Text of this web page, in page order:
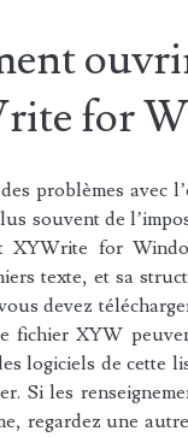
for
problèmes avec
souvent de
XYWrite for
texte, et sa
devez
fichier XYW
logiciels de cette
Si les
regardez une